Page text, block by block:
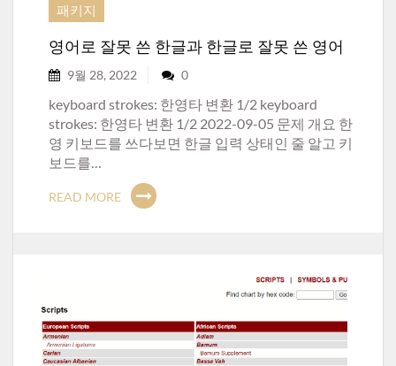
패키지
영어로 잘못 쓴 한글과 한글로 잘못 쓴 영어
9월 28, 2022 0
keyboard strokes: 한영타 변환 1/2 keyboard
strokes: 한영타 변환 1/2 2022-09-05 문제 개요 한
영 키보드를 쓰다보면 한글 입력 상태인 줄 알고 키
보드를…
READ MORE